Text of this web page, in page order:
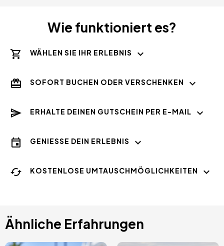
Wie funktioniert es?
WÄHLEN SIE IHR ERLEBNIS
SOFORT BUCHEN ODER VERSCHENKEN
ERHALTE DEINEN GUTSCHEIN PER E-MAIL
GENIESSE DEIN ERLEBNIS
KOSTENLOSE UMTAUSCHMÖGLICHKEITEN
Ähnliche Erfahrungen